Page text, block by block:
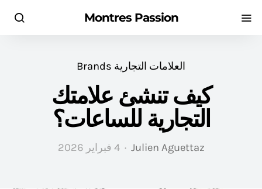
Montres Passion
العلامات التجارية Brands
كيف تنشئ علامتك
التجارية للساعات؟
Julien Aguettaz 4 فبراير 2026